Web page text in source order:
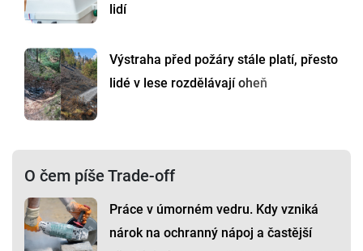
lidí
Výstraha před požáry stále platí, přesto
lidé v lese rozdělávají oheň
O čem píše Trade-off
Práce v úmorném vedru. Kdy vzniká
nárok na ochranný nápoj a častější